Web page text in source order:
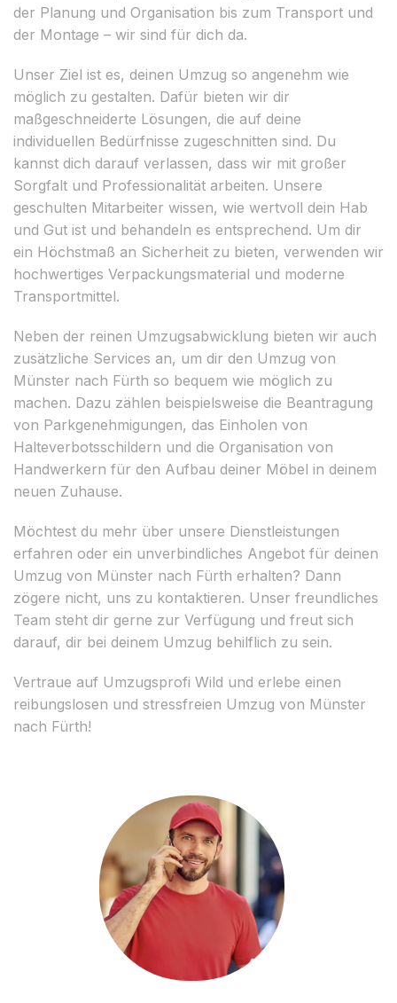
der Planung und Organisation bis zum Transport und
der Montage – wir sind für dich da.
Unser Ziel ist es, deinen Umzug so angenehm wie
möglich zu gestalten. Dafür bieten wir dir
maßgeschneiderte Lösungen, die auf deine
individuellen Bedürfnisse zugeschnitten sind. Du
kannst dich darauf verlassen, dass wir mit großer
Sorgfalt und Professionalität arbeiten. Unsere
geschulten Mitarbeiter wissen, wie wertvoll dein Hab
und Gut ist und behandeln es entsprechend. Um dir
ein Höchstmaß an Sicherheit zu bieten, verwenden wir
hochwertiges Verpackungsmaterial und moderne
Transportmittel.
Neben der reinen Umzugsabwicklung bieten wir auch
zusätzliche Services an, um dir den Umzug von
Münster nach Fürth so bequem wie möglich zu
machen. Dazu zählen beispielsweise die Beantragung
von Parkgenehmigungen, das Einholen von
Halteverbotsschildern und die Organisation von
Handwerkern für den Aufbau deiner Möbel in deinem
neuen Zuhause.
Möchtest du mehr über unsere Dienstleistungen
erfahren oder ein unverbindliches Angebot für deinen
Umzug von Münster nach Fürth erhalten? Dann
zögere nicht, uns zu kontaktieren. Unser freundliches
Team steht dir gerne zur Verfügung und freut sich
darauf, dir bei deinem Umzug behilflich zu sein.
Vertraue auf Umzugsprofi Wild und erlebe einen
reibungslosen und stressfreien Umzug von Münster
nach Fürth!